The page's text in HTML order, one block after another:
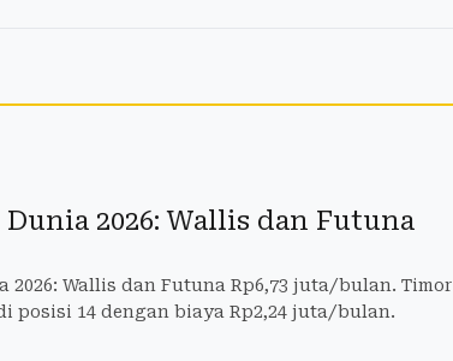
2026: Wallis dan Futuna
Wallis dan Futuna Rp6,73 juta/bulan. Timor
posisi 14 dengan biaya Rp2,24 juta/bulan.